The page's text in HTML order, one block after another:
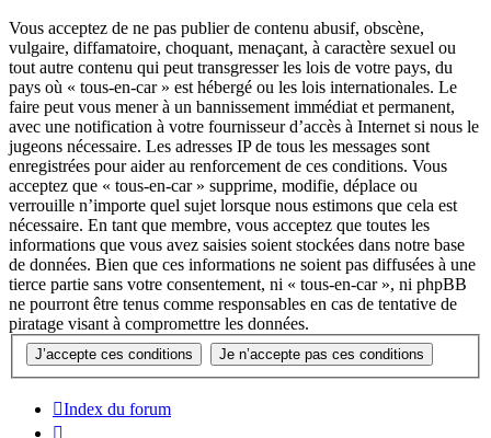
Vous acceptez de ne pas publier de contenu abusif, obscène,
vulgaire, diffamatoire, choquant, menaçant, à caractère sexuel ou
tout autre contenu qui peut transgresser les lois de votre pays, du
pays où « tous-en-car » est hébergé ou les lois internationales. Le
faire peut vous mener à un bannissement immédiat et permanent,
avec une notification à votre fournisseur d’accès à Internet si nous le
jugeons nécessaire. Les adresses IP de tous les messages sont
enregistrées pour aider au renforcement de ces conditions. Vous
acceptez que « tous-en-car » supprime, modifie, déplace ou
verrouille n’importe quel sujet lorsque nous estimons que cela est
nécessaire. En tant que membre, vous acceptez que toutes les
informations que vous avez saisies soient stockées dans notre base
de données. Bien que ces informations ne soient pas diffusées à une
tierce partie sans votre consentement, ni « tous-en-car », ni phpBB
ne pourront être tenus comme responsables en cas de tentative de
piratage visant à compromettre les données.
Index du forum